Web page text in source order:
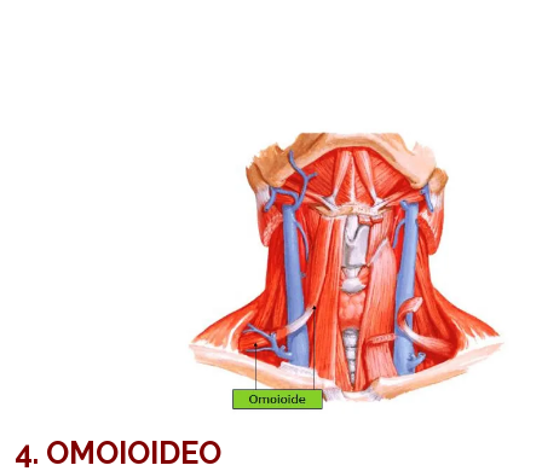
4. OMOIOIDEO